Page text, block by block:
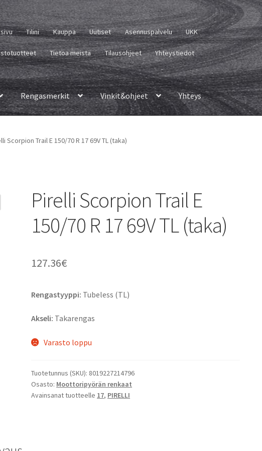
Tilini Kauppa Uutiset Asennuspalvelu UKK
Tietoa meistä Tilausohjeet Yhteystiedot
Rengasmerkit Vinkit&ohjeet Yhteys
Scorpion Trail E 150/70 R 17 69V TL (taka)
Pirelli Scorpion Trail E
150/70 R 17 69V TL (taka)
127.36€
Rengastyyppi: Tubeless (TL)
Akseli: Takarengas
Varasto loppu
Tuotetunnus (SKU): 8019227214796
Osasto: Moottoripyörän renkaat
Avainsanat tuotteelle 17, PIRELLI